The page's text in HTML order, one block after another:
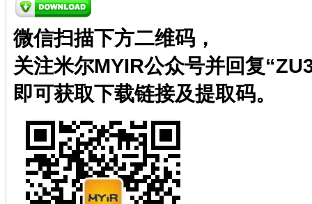
微信扫描下方二维码，
关注米尔MYIR公众号并回复
即可获取下载链接及提取码。